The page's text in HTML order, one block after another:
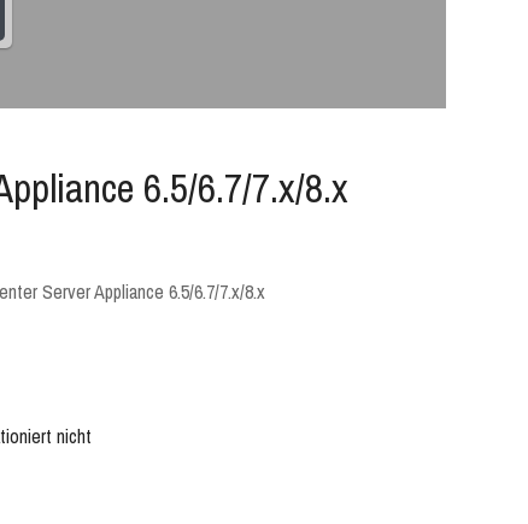
6.5/6.7/7.x/8.x
Server Appliance 6.5/6.7/7.x/8.x
nicht